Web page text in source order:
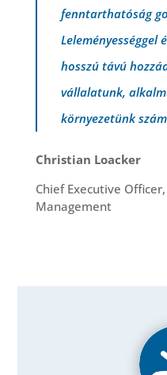
fenntarthatóság
hosszú távú
vállalatunk,
környezetünk
Christian Loacker
Chief Executive
Management